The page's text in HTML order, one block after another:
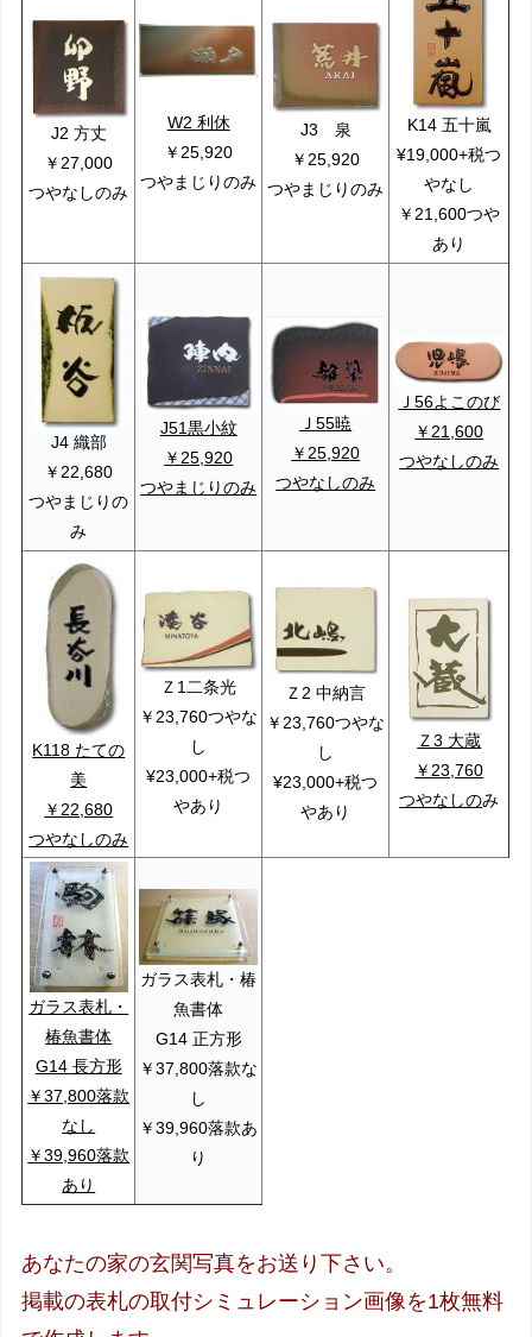
J2 方丈
￥27,000
つやなしのみ
W2 利休
￥25,920
つやまじりのみ
J3 泉
￥25,920
つやまじりのみ
K14 五十嵐
¥19,000+税つ
やなし
￥21,600つや
あり
J4 織部
￥22,680
つやまじりの
み
J51黒小紋
￥25,920
つやまじりのみ
Ｊ55暁
￥25,920
つやなしのみ
Ｊ56よこのび
￥21,600
つやなしのみ
K118 たての
美
￥22,680
つやなしのみ
Ｚ1二条光
￥23,760つやな
し
¥23,000+税つ
やあり
Ｚ2 中納言
￥23,760つやな
し
¥23,000+税つ
やあり
Ｚ3 大蔵
￥23,760
つやなしのみ
ガラス表札・
椿魚書体
G14 長方形
￥37,800落款
なし
￥39,960落款
あり
ガラス表札・椿
魚書体
G14 正方形
￥37,800落款な
し
￥39,960落款あ
り
あなたの家の玄関写真をお送り下さい。
掲載の表札の取付シミュレーション画像を1枚無料